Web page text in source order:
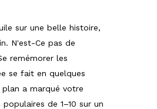
sur une belle histoire,
N'est-Ce pas de
remémorer les
se fait en quelques
a marqué votre
de 1–10 sur un